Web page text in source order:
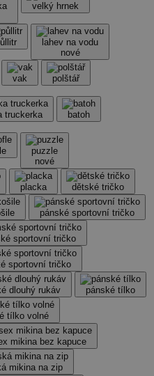
velký hrnek
lahev na vodu
nové
vak polštář
truckerka batoh
puzzle
nové
placka dětské tričko
pánské sportovní tričko
sportovní tričko
sportovní tričko
dlouhý rukáv pánské tílko
tílko volné
mikina bez kapuce
mikina na zip